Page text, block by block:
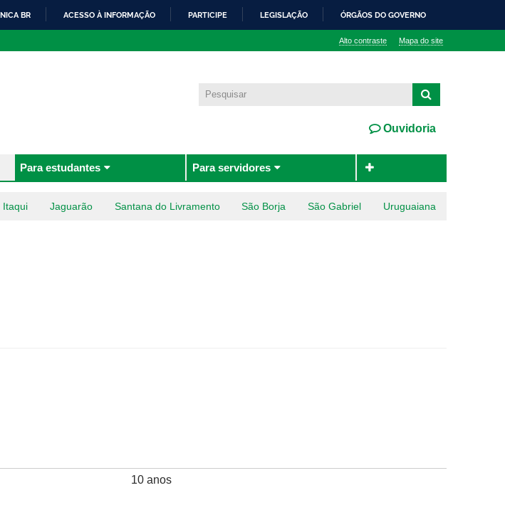
BR ACESSO À INFORMAÇÃO PARTICIPE LEGISLAÇÃO ÓRGÃOS DO GOVERNO
Alto contraste Mapa do site
Ouvidoria
Para estudantes Para servidores
Itaqui Jaguarão Santana do Livramento São Borja São Gabriel Uruguaiana
10 anos